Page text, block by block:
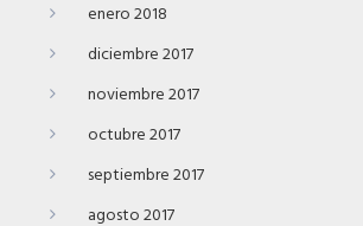
enero 2018
diciembre 2017
noviembre 2017
octubre 2017
septiembre 2017
agosto 2017